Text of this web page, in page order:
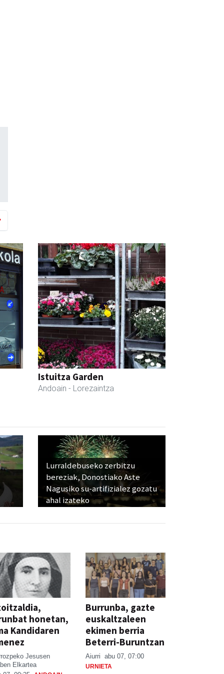
Istuitza Garden
Andoain - Lorezaintza
Lurraldebuseko zerbitzu
bereziak, Donostiako Aste
Nagusiko su-artifizialez gozatu
ahal izateko
honetan,
Kandidaren
Jesusen
Elkartea
Burrunba, gazte
euskaltzaleen
ekimen berria
Beterri-Buruntzan
Aiurri abu 07, 07:00
URNIETA